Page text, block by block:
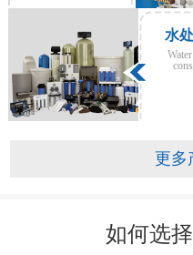
水
更多
如何选